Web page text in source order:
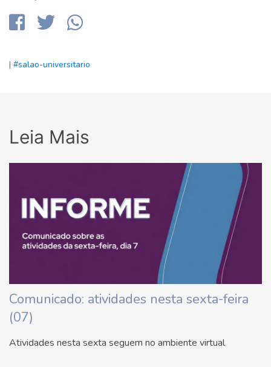
| #salao-universitario
Leia Mais
Comunicado: atividades nesta sexta-feira
(07)
Atividades nesta sexta seguem no ambiente virtual